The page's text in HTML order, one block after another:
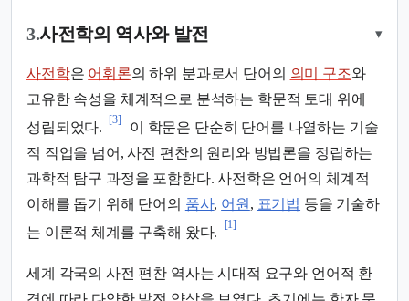
3.사전학의 역사와 발전 ▾
사전학은 어휘론의 하위 분과로서 단어의 의미 구조와
고유한 속성을 체계적으로 분석하는 학문적 토대 위에
성립되었다.
[3]
이 학문은 단순히 단어를 나열하는 기술
적 작업을 넘어, 사전 편찬의 원리와 방법론을 정립하는
과학적 탐구 과정을 포함한다. 사전학은 언어의 체계적
이해를 돕기 위해 단어의 품사, 어원 , 표기법 등을 기술하
는 이론적 체계를 구축해 왔다.
[1]
세계 각국의 사전 편찬 역사는 시대적 요구와 언어적 환